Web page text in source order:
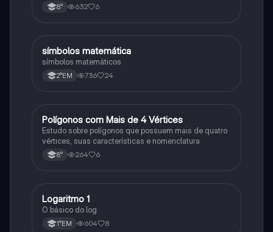
8° 632 6
Matematica
símbolos matemática
símbolos matemáticos
2°EM 736 24
Matematica
Polígonos com Mais de 4 Vértices
Estudo sobre polígonos que possuem mais de quatro
vértices, suas características e nomenclatura
8° 264 6
Matematica
Logaritmo 1
O básico do log
1°EM 604 8